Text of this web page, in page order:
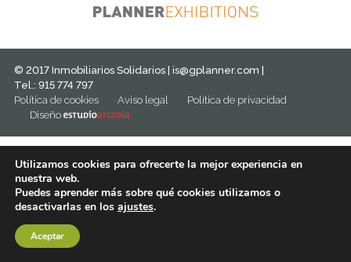
© 2017 Inmobiliarios Solidarios | is@gplanner.com |
Tel.: 915 774 797
Política de cookies
Aviso legal
Política de privacidad
Diseño
Utilizamos cookies para ofrecerte la mejor experiencia en
nuestra web.
Puedes aprender más sobre qué cookies utilizamos o
desactivarlas en los ajustes.
Aceptar